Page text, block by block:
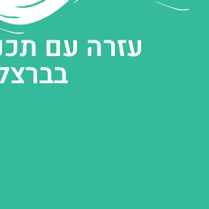
עזרה עם